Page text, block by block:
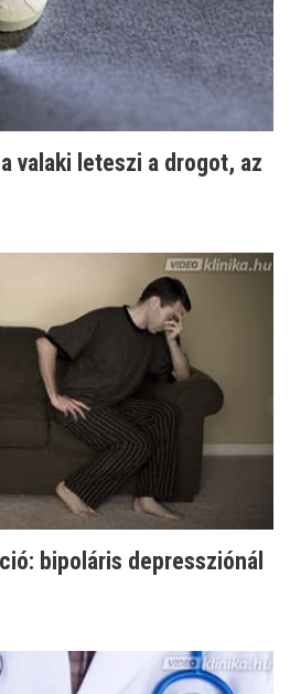
valaki leteszi a drogot, az
bipoláris depressziónál